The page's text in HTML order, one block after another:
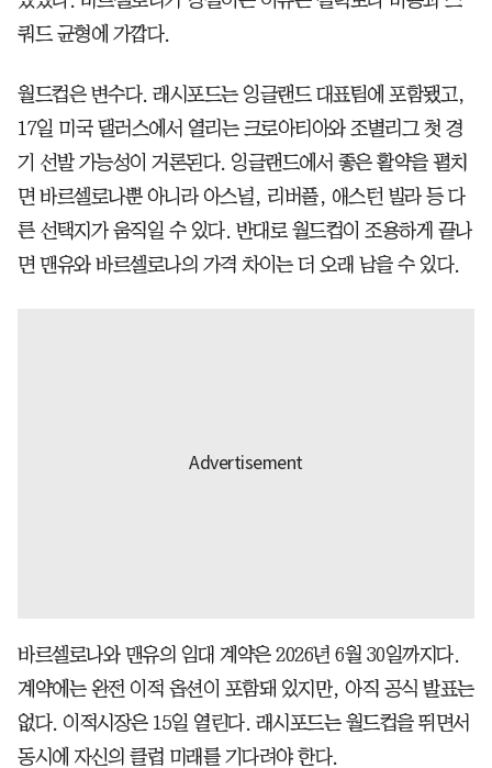
쿼드 균형에 가깝다.
월드컵은 변수다. 래시포드는 잉글랜드 대표팀에 포함됐고,
17일 미국 댈러스에서 열리는 크로아티아와 조별리그 첫 경
기 선발 가능성이 거론된다. 잉글랜드에서 좋은 활약을 펼치
면 바르셀로나뿐 아니라 아스널, 리버풀, 애스턴 빌라 등 다
른 선택지가 움직일 수 있다. 반대로 월드컵이 조용하게 끝나
면 맨유와 바르셀로나의 가격 차이는 더 오래 남을 수 있다.
바르셀로나와 맨유의 임대 계약은 2026년 6월 30일까지다.
계약에는 완전 이적 옵션이 포함돼 있지만, 아직 공식 발표는
없다. 이적시장은 15일 열린다. 래시포드는 월드컵을 뛰면서
동시에 자신의 클럽 미래를 기다려야 한다.